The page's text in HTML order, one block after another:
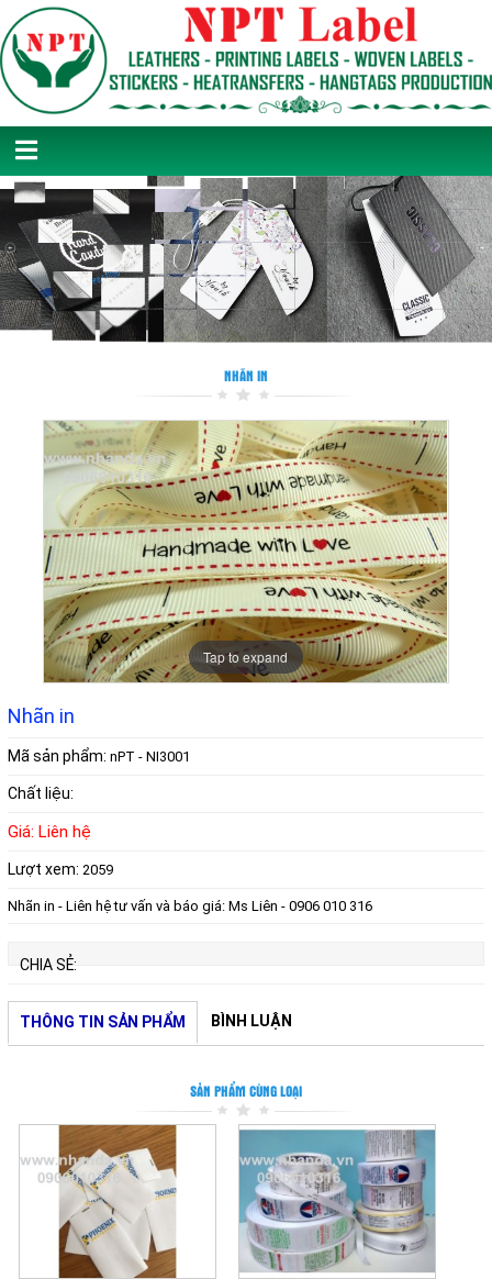
NHÃN IN
Tap to expand
Nhãn in
Mã sản phẩm: nPT - NI3001
Chất liệu:
Giá: Liên hệ
Lượt xem: 2059
Nhãn in - Liên hệ tư vấn và báo giá: Ms Liên - 0906 010 316
CHIA SẺ:
THÔNG TIN SẢN PHẨM BÌNH LUẬN
SẢN PHẨM CÙNG LOẠI